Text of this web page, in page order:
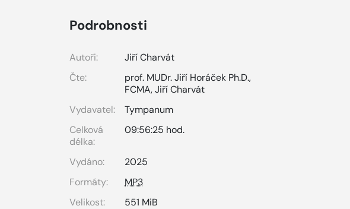
Podrobnosti
Autoři:
Jiří Charvát
Čte:
prof. MUDr. Jiří Horáček Ph.D.,
FCMA,Jiří Charvát
Vydavatel:
Tympanum
Celková
délka:
09:56:25 hod.
Vydáno:
2025
Formáty:
MP3
Velikost:
551 MiB